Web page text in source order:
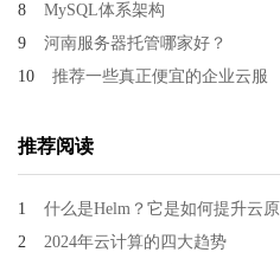
8
MySQL体系架构
9
河南服务器托管哪家好？
10 推荐一些真正便宜的企业云服
推荐阅读
1
什么是Helm？它是如何提升云原
2
2024年云计算的四大趋势